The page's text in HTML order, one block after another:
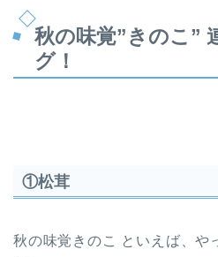
秋の味覚”きのこ”
グ！
①松茸
秋の味覚きのこ といえば、や